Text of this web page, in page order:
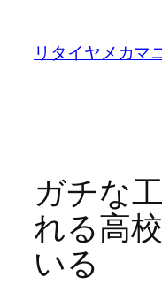
リタイヤメカマ
ガチな
れる高
いる